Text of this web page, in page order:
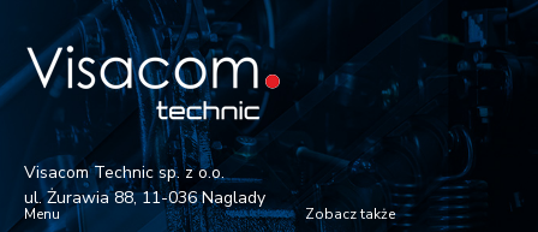
Visacom Technic sp. z o.o.
ul. Żurawia 88, 11-036 Naglady
Menu Zobacz także